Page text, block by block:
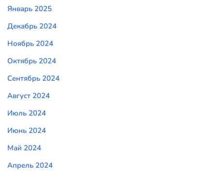
Январь 2025
Декабрь 2024
Ноябрь 2024
Октябрь 2024
Сентябрь 2024
Август 2024
Июль 2024
Июнь 2024
Май 2024
Апрель 2024